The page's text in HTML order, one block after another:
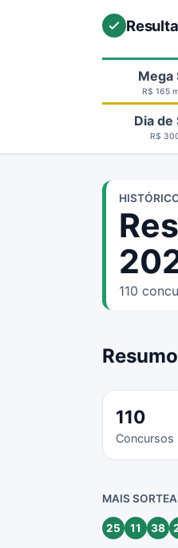
Mega
R$ 165
Dia de
R$
110
110
Concursos
MAIS
25 11 38